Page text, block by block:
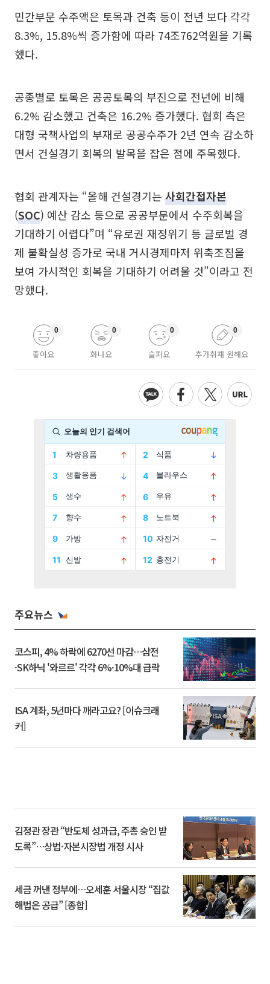
민간부문 수주액은 토목과 건축 등이 전년 보다 각각
8.3%, 15.8%씩 증가함에 따라 74조762억원을 기록
했다.
공종별로 토목은 공공토목의 부진으로 전년에 비해
6.2% 감소했고 건축은 16.2% 증가했다. 협회 측은
대형 국책사업의 부재로 공공수주가 2년 연속 감소하
면서 건설경기 회복의 발목을 잡은 점에 주목했다.
협회 관계자는 “올해 건설경기는 사회간접자본
(SOC) 예산 감소 등으로 공공부문에서 수주회복을
기대하기 어렵다”며 “유로권 재정위기 등 글로벌 경
제 불확실성 증가로 국내 거시경제마저 위축조짐을
보여 가시적인 회복을 기대하기 어려울 것”이라고 전
망했다.
좋아요
0
화나요
0
슬퍼요
0
추가취재 원해요
0
주요뉴스
코스피, 4% 하락에 6270선 마감…삼전
·SK하닉 '와르르' 각각 6%·10%대 급락
ISA 계좌, 5년마다 깨라고요? [이슈크래
커]
김정관 장관 “반도체 성과급, 주총 승인 받
도록”…상법·자본시장법 개정 시사
세금 꺼낸 정부에…오세훈 서울시장 “집값
해법은 공급” [종합]